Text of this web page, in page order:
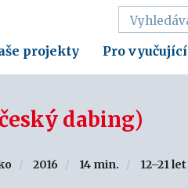
projekty Pro vyučující
dabing)
2016 14 min. 12–21 let